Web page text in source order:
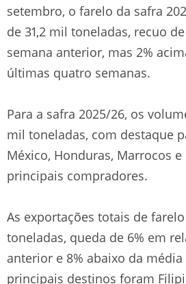
setembro, o farelo da safra
de 31,2 mil toneladas, recuo
semana anterior, mas 2%
últimas quatro semanas.
Para a safra 2025/26, os
mil toneladas, com destaque
México, Honduras, Marrocos e
principais compradores.
As exportações totais de
toneladas, queda de 6% em
anterior e 8% abaixo da
principais destinos foram